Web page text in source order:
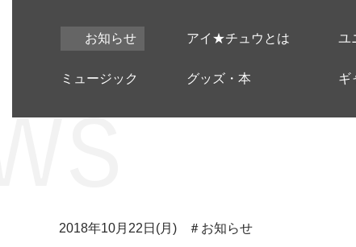
お知らせ アイ★チュウとは ユ
ミュージック グッズ・本 ギ
2018年10月22日(月) ＃お知らせ